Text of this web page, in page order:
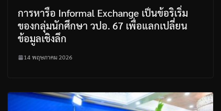
การหารือ Informal Exchange เป็นข้อริเริ่ม
ของกลุ่มนักศึกษา วปอ. 67 เพื่อแลกเปลี่ยน
ข้อมูลเชิงลึก
14 พฤษภาคม 2026